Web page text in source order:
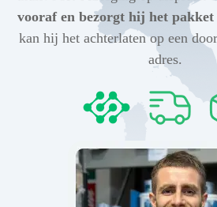
vooraf en bezorgt hij het
kan hij het achterlaten op een
adres.